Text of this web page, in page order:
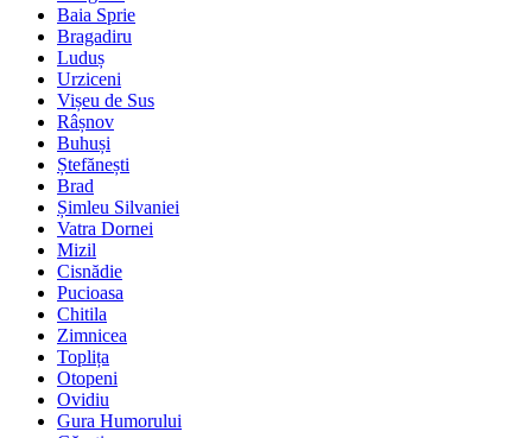
Baia Sprie
Bragadiru
Luduș
Urziceni
Vișeu de Sus
Râșnov
Buhuși
Ștefănești
Brad
Șimleu Silvaniei
Vatra Dornei
Mizil
Cisnădie
Pucioasa
Chitila
Zimnicea
Toplița
Otopeni
Ovidiu
Gura Humorului